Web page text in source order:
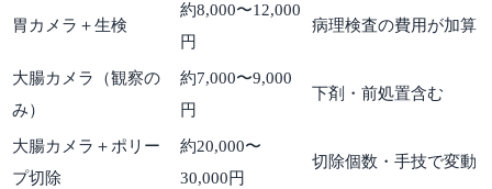
胃カメラ＋生検
約8,000〜12,000
円
病理検査の費用が加算
大腸カメラ（観察の
み）
約7,000〜9,000
円
下剤・前処置含む
大腸カメラ＋ポリー
プ切除
約20,000〜
30,000円
切除個数・手技で変動